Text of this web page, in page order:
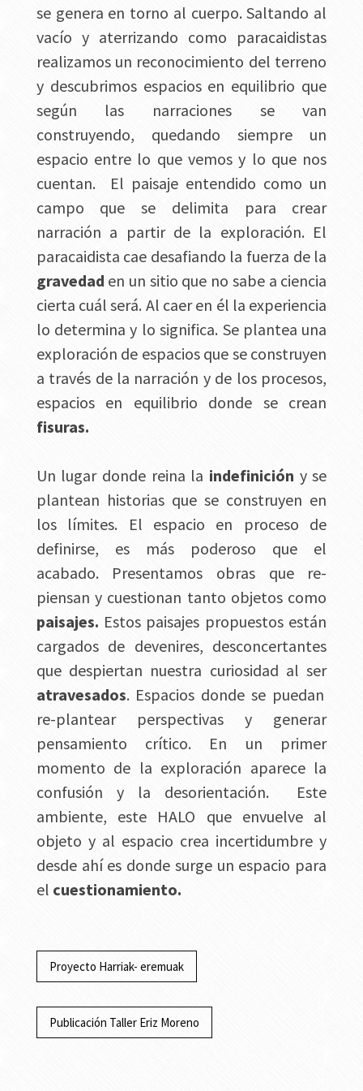
se genera en torno al cuerpo. Saltando al
vacío y aterrizando como paracaidistas
realizamos un reconocimiento del terreno
y descubrimos espacios en equilibrio que
según las narraciones se van
construyendo, quedando siempre un
espacio entre lo que vemos y lo que nos
cuentan. El paisaje entendido como un
campo que se delimita para crear
narración a partir de la exploración. El
paracaidista cae desafiando la fuerza de la
gravedad en un sitio que no sabe a ciencia
cierta cuál será. Al caer en él la experiencia
lo determina y lo significa. Se plantea una
exploración de espacios que se construyen
a través de la narración y de los procesos,
espacios en equilibrio donde se crean
fisuras.
Un lugar donde reina la indefinición y se
plantean historias que se construyen en
los límites. El espacio en proceso de
definirse, es más poderoso que el
acabado. Presentamos obras que re-
piensan y cuestionan tanto objetos como
paisajes. Estos paisajes propuestos están
cargados de devenires, desconcertantes
que despiertan nuestra curiosidad al ser
atravesados. Espacios donde se puedan
re-plantear perspectivas y generar
pensamiento crítico. En un primer
momento de la exploración aparece la
confusión y la desorientación. Este
ambiente, este HALO que envuelve al
objeto y al espacio crea incertidumbre y
desde ahí es donde surge un espacio para
el cuestionamiento.
Proyecto Harriak- eremuak
Publicación Taller Eriz Moreno